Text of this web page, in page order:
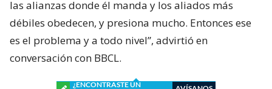
las alianzas donde él manda y los aliados más
débiles obedecen, y presiona mucho. Entonces ese
es el problema y a todo nivel”, advirtió en
conversación con BBCL.
¿ENCONTRASTE UN